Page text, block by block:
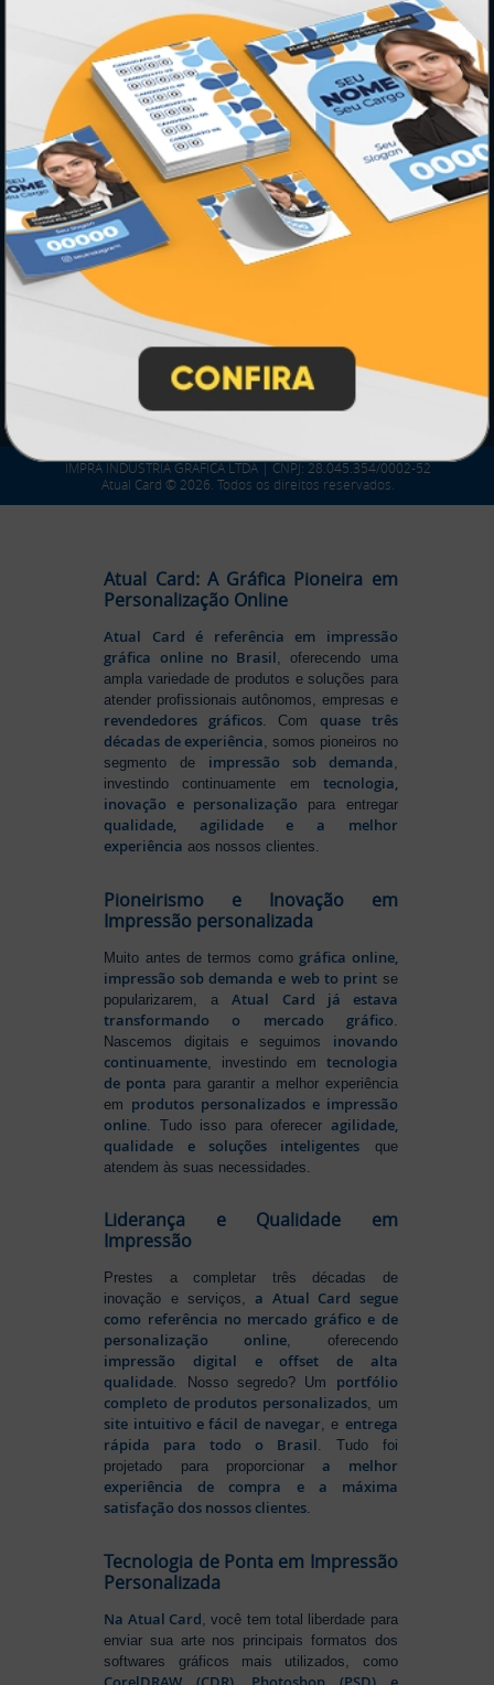
** Pagamentos a prazo poderão ter acréscimo.
*** Nota fiscal sujeita a emissão de acordo com prestador de
serviço, conforme legislação pertinente.
PARTICIPE
SEGURANÇA
IMPRA INDUSTRIA GRAFICA LTDA | CNPJ: 28.045.354/0002-52
Atual Card © 2026. Todos os direitos reservados.
Atual Card: A Gráfica Pioneira em
Personalização Online
Atual Card é referência em impressão
gráfica online no Brasil , oferecendo uma
ampla variedade de produtos e soluções para
atender profissionais autônomos, empresas e
revendedores gráficos. Comquase três
décadas de experiência , somos pioneiros no
segmento de impressão sob demanda
investindo continuamente em tecnologia,
inovação e personalização para entregar
qualidade, agilidade e a melhor
experiência aos nossos clientes.
Pioneirismo e Inovação em
Impressão personalizada
Muito antes de termos como gráfica online,
impressão sob demanda e web to printse
popularizarem, aAtual Card já estava
transformando o mercado gráfico
Nascemos digitais e seguimos inovando
continuamente , investindo em tecnologia
de ponta para garantir a melhor experiência
em produtos personalizados e impressão
online . Tudo isso para oferecer agilidade,
qualidade e soluções inteligentes que
atendem às suas necessidades.
Liderança e Qualidade em
Impressão
Prestes a completar três décadas de
inovação e serviços,a Atual Card segue
como referência no mercado gráfico e de
personalização online, oferecendo
impressão digital e offset de alta
qualidade. Nosso segredo? Um portfólio
completo de produtos personalizados, um
site intuitivo e fácil de navegar, e entrega
rápida para todo o Brasil. Tudo foi
projetado para proporcionara melhor
experiência de compra e a máxima
satisfação dos nossos clientes.
Tecnologia de Ponta em Impressão
Personalizada
Na Atual Card , você tem total liberdade para
enviar sua arte nos principais formatos dos
softwares gráficos mais utilizados, como